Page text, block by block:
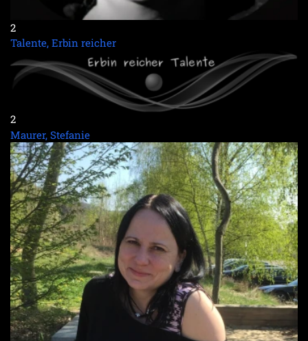
2
Talente, Erbin reicher
2
Maurer, Stefanie